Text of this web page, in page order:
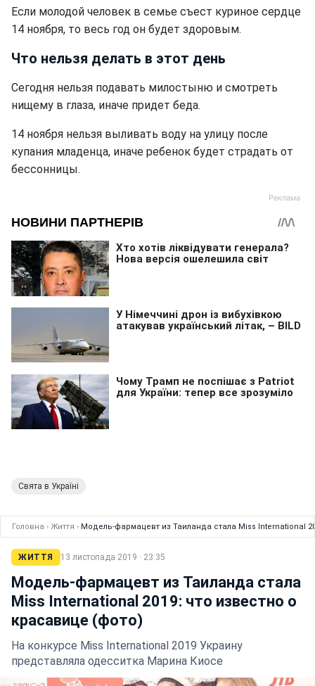
Если молодой человек в семье съест куриное сердце
14 ноября, то весь год он будет здоровым.
Что нельзя делать в этот день
Сегодня нельзя подавать милостыню и смотреть
нищему в глаза, иначе придет беда.
14 ноября нельзя выливать воду на улицу после
купания младенца, иначе ребенок будет страдать от
бессонницы.
Свята в Україні
Головна › Життя › Модель-фармацевт из Таиланда стала Miss International
ЖИТТЯ 13 листопада 2019 · 23:35
Модель-фармацевт из Таиланда стала
Miss International 2019: что известно о
красавице (фото)
На конкурсе Miss International 2019 Украину
представляла одесситка Марина Киосе